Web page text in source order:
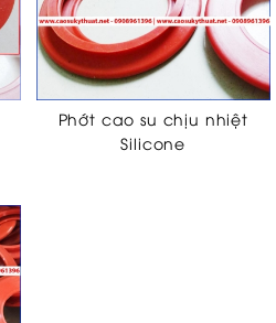
Phớt cao su chịu nhiệt
Silicone